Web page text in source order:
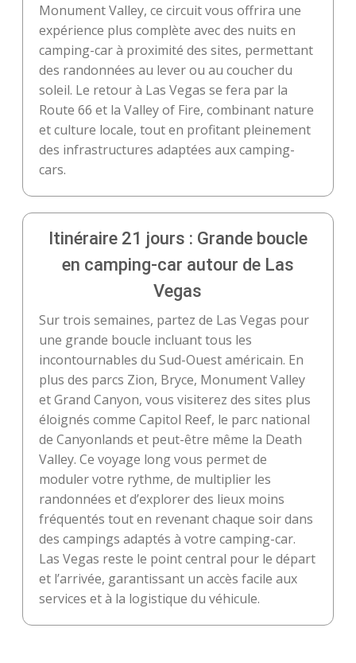
Monument Valley, ce circuit vous offrira une
expérience plus complète avec des nuits en
camping-car à proximité des sites, permettant
des randonnées au lever ou au coucher du
soleil. Le retour à Las Vegas se fera par la
Route 66 et la Valley of Fire, combinant nature
et culture locale, tout en profitant pleinement
des infrastructures adaptées aux camping-
cars.
Itinéraire 21 jours : Grande boucle
en camping-car autour de Las
Vegas
Sur trois semaines, partez de Las Vegas pour
une grande boucle incluant tous les
incontournables du Sud-Ouest américain. En
plus des parcs Zion, Bryce, Monument Valley
et Grand Canyon, vous visiterez des sites plus
éloignés comme Capitol Reef, le parc national
de Canyonlands et peut-être même la Death
Valley. Ce voyage long vous permet de
moduler votre rythme, de multiplier les
randonnées et d’explorer des lieux moins
fréquentés tout en revenant chaque soir dans
des campings adaptés à votre camping-car.
Las Vegas reste le point central pour le départ
et l’arrivée, garantissant un accès facile aux
services et à la logistique du véhicule.